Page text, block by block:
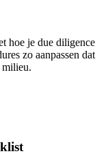
hoe je due diligence
zo aanpassen dat
milieu.